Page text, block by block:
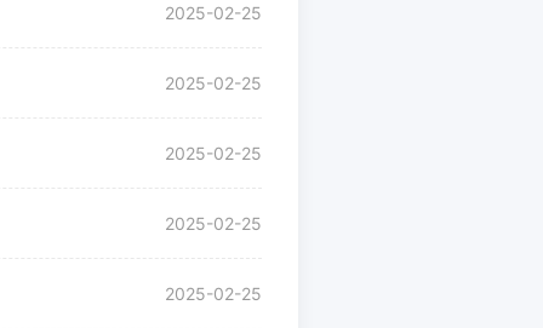
2025-02-25
2025-02-25
2025-02-25
2025-02-25
2025-02-25